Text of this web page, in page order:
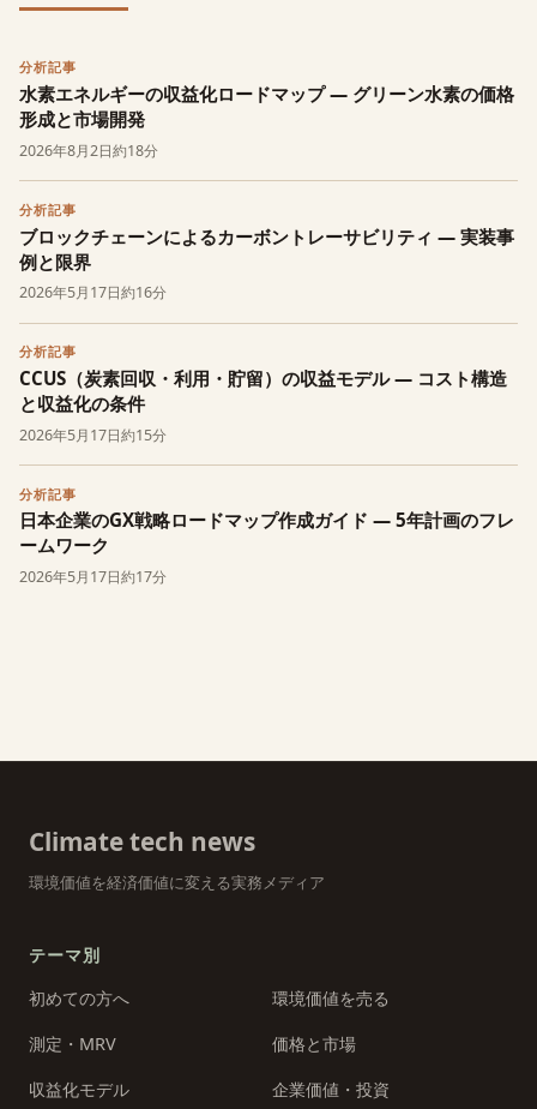
分析記事
水素エネルギーの収益化ロードマップ — グリーン水素の価格
形成と市場開発
2026年8月2日約18分
分析記事
ブロックチェーンによるカーボントレーサビリティ — 実装事
例と限界
2026年5月17日約16分
分析記事
CCUS（炭素回収・利用・貯留）の収益モデル — コスト構造
と収益化の条件
2026年5月17日約15分
分析記事
日本企業のGX戦略ロードマップ作成ガイド — 5年計画のフレ
ームワーク
2026年5月17日約17分
Climate tech news
環境価値を経済価値に変える実務メディア
テーマ別
初めての方へ
環境価値を売る
測定・MRV 価格と市場
収益化モデル 企業価値・投資